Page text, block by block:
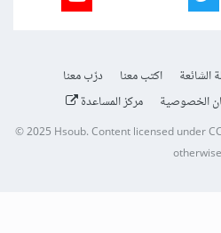
الشائعة اكتب معنا
درّب معنا
الخصوصية مركز المساعدة
© 2025 Hsoub.Content licensed under